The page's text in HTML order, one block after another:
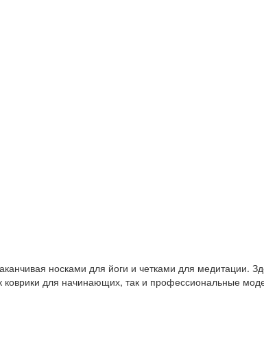
носками для йоги и четками для медитации.
коврики для начинающих, так и профессиональные